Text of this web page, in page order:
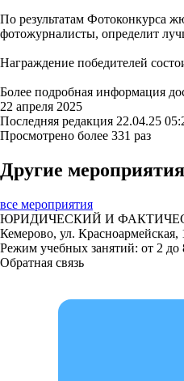
По результатам Фотоконкурса
фотожурналисты, определит
Награждение победителей
Более подробная информация
22 апреля 2025
Последняя редакция 22.04.25
Просмотрено более 331 раз
Другие мероприятия
все мероприятия
ЮРИДИЧЕСКИЙ И
Кемерово, ул. Красноармейская,
Режим учебных занятий: от 2 до
Обратная связь